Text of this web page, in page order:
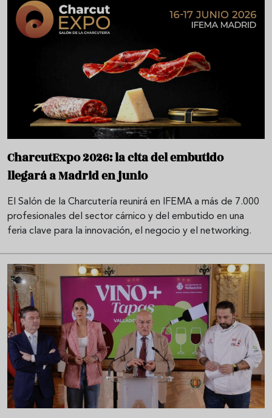
CharcutExpo 2026: la cita del embutido
llegará a Madrid en junio
El Salón de la Charcutería reunirá en IFEMA a más de 7.000
profesionales del sector cárnico y del embutido en una
feria clave para la innovación, el negocio y el networking.